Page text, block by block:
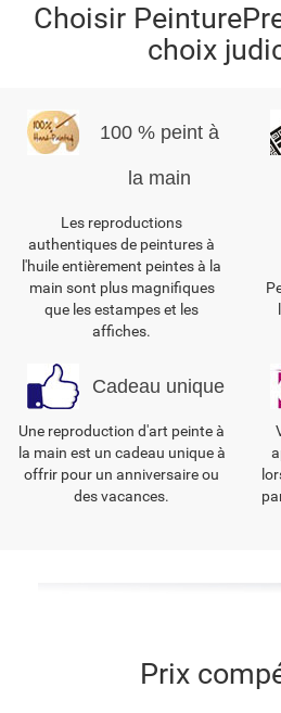
Choisir
choix
100 % peint à
la main
Les reproductions
authentiques de peintures à
l'huile entièrement peintes à la
main sont plus magnifiques
que les estampes et les
affiches.
Cadeau unique
Une reproduction d'art peinte à
la main est un cadeau unique à
offrir pour un anniversaire ou
des vacances.
Prix